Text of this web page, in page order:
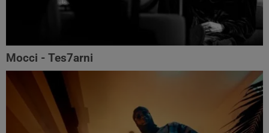
Mocci - Tes7arni